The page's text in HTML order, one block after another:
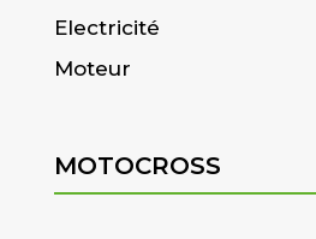
Electricité
Moteur
MOTOCROSS